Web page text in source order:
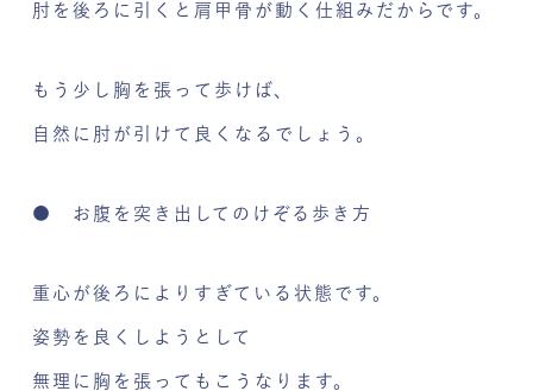
肘を後ろに引くと肩甲骨が動く仕組みだからです。
もう少し胸を張って歩けば、
自然に肘が引けて良くなるでしょう。
● お腹を突き出してのけぞる歩き方
重心が後ろによりすぎている状態です。
姿勢を良くしようとして
無理に胸を張ってもこうなります。